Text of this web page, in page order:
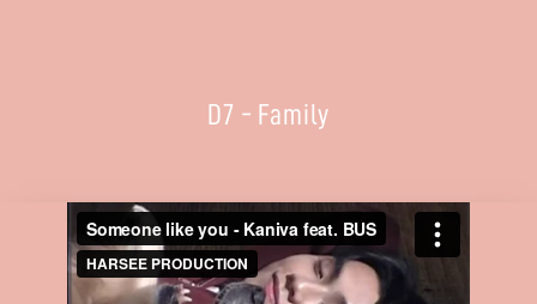
D7 - Family